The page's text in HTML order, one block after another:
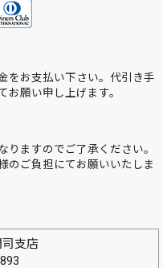
をお支払い下さい。代引き手
お願い申し上げます。
りますのでご了承ください。
のご負担にてお願いいたしま
支店